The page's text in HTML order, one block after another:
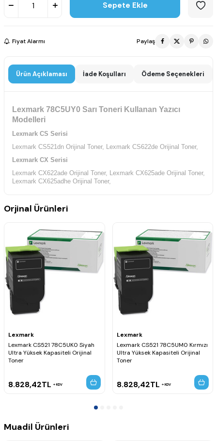
Sepete Ekle
Fiyat Alarmı Paylaş
Ürün Açıklaması İade Koşulları Ödeme Seçenekleri
Lexmark 78C5UY0 Sarı Toneri Kullanan Yazıcı
Modelleri
Lexmark CS Serisi
Lexmark CS521dn Orijinal Toner, Lexmark CS622de Orijinal Toner,
Lexmark CX Serisi
Lexmark CX622ade Orijinal Toner, Lexmark CX625ade Orijinal Toner,
Lexmark CX625adhe Orijinal Toner,
Orjinal Ürünleri
Lexmark
Lexmark CS521 78C5UK0 Siyah
Ultra Yüksek Kapasiteli Orijinal
Toner
8.828,42TL KDV
Lexmark
Lexmark CS521 78C5UM0 Kırmızı
Ultra Yüksek Kapasiteli Orijinal
Toner
8.828,42TL KDV
Muadil Ürünleri